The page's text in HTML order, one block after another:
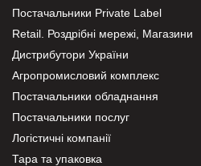
Постачальники Private Label
Retail. Роздрібні мережі, Магазини
Дистрибутори України
Агропромисловий комплекс
Постачальники обладнання
Постачальники послуг
Логістичні компанії
Тара та упаковка